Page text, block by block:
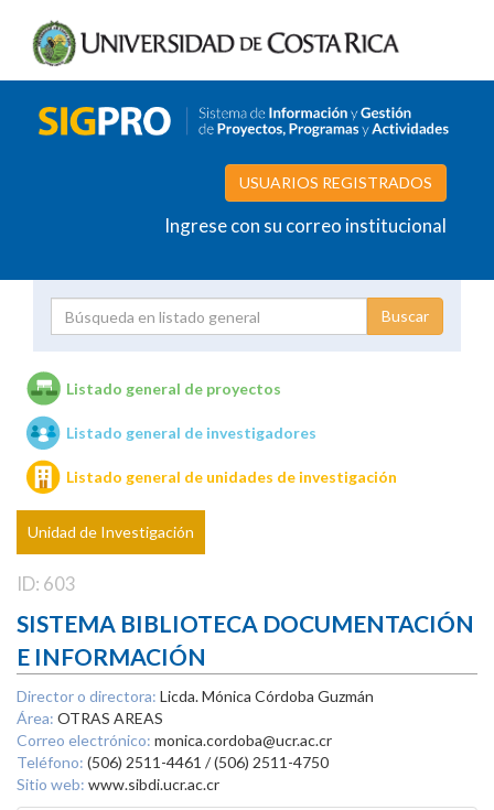
USUARIOS REGISTRADOS
Ingrese con su correo institucional
Unidades de investigación
Listado general de proyectos
Listado general de investigadores
Listado general de unidades de investigación
Unidad de Investigación
ID: 603
SISTEMA BIBLIOTECA DOCUMENTACIÓN
E INFORMACIÓN
Director o directora: Licda. Mónica Córdoba Guzmán
Área: OTRAS AREAS
Correo electrónico: monica.cordoba@ucr.ac.cr
Teléfono: (506) 2511-4461 / (506) 2511-4750
Sitio web: www.sibdi.ucr.ac.cr